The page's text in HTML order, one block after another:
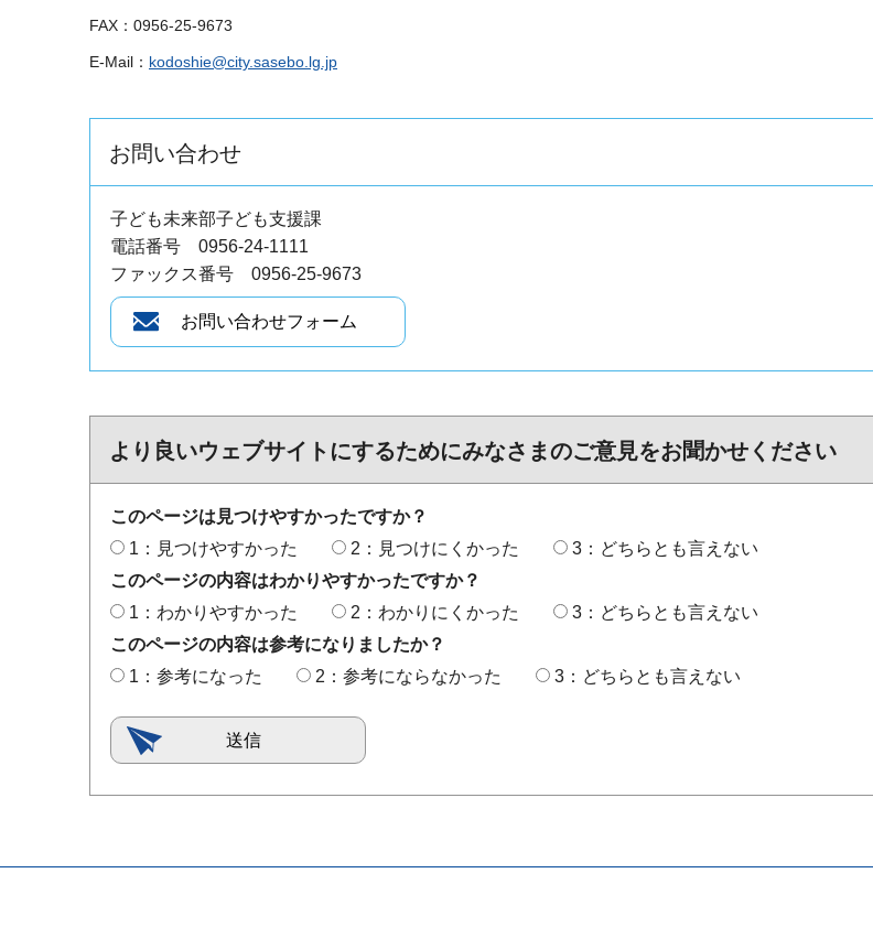
FAX：0956-25-9673
E-Mail： kodoshie@city.sasebo.lg.jp
お問い合わせ
子ども未来部子ども支援課
電話番号 0956-24-1111
ファックス番号 0956-25-9673
より良いウェブサイトにするためにみなさまのご意見をお聞かせください
このページは見つけやすかったですか？
1：見つけやすかった
2：見つけにくかった
3：どちらとも言えない
このページの内容はわかりやすかったですか？
1：わかりやすかった
2：わかりにくかった
3：どちらとも言えない
このページの内容は参考になりましたか？
1：参考になった
2：参考にならなかった 3：どちらとも言えない